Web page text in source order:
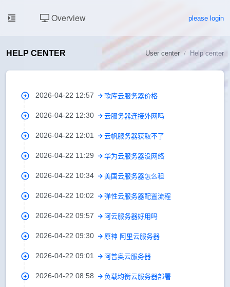
Overview please login
HELP CENTER User center Help center
2026-04-22 12:57 歌库云服务器价格
2026-04-22 12:30 云服务器连接外网吗
2026-04-22 12:01 云帆服务器获取不了
2026-04-22 11:29 华为云服务器没网络
2026-04-22 10:34 美国云服务器怎么租
2026-04-22 10:02 弹性云服务器配置流程
2026-04-22 09:57 阿云服务器好用吗
2026-04-22 09:30 原神 阿里云服务器
2026-04-22 09:01 阿普奥云服务器
2026-04-22 08:58 负载均衡云服务器部署